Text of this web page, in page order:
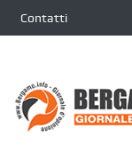
Contatti